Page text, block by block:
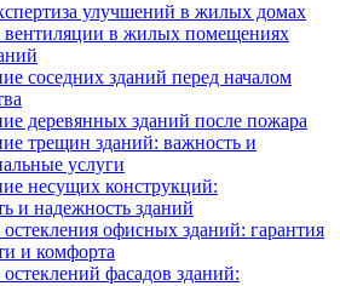
улучшений в жилых домах
вентиляции в жилых помещениях
соседних зданий перед началом
деревянных зданий после пожара
трещин зданий: важность и
услуги
несущих конструкций:
и надежность зданий
остекления офисных зданий: гарантия
и комфорта
фасадов зданий: